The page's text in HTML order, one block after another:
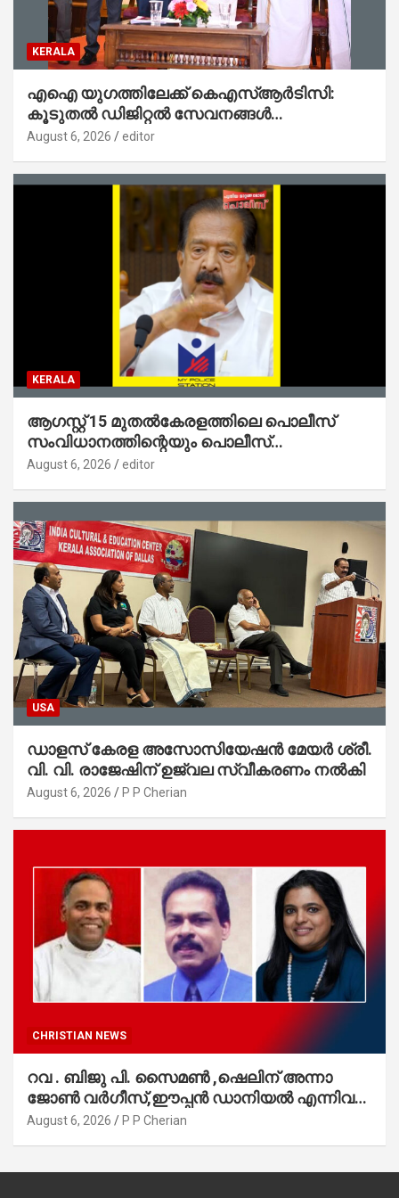
KERALA
എഐ യുഗത്തിലേക്ക് കെഎസ്ആർടിസി:
കൂടുതൽ ഡിജിറ്റൽ സേവനങ്ങൾ
ജനങ്ങളിലേക്കെത്തിക്കും – മന്ത്രി സി പി
August 6, 2026 editor
KERALA
ആഗസ്റ്റ് 15 മുതല്‍കേരളത്തിലെ പൊലീസ്
സംവിധാനത്തിന്റെയും പൊലീസ്
സ്റ്റേഷനുകളുടെയും മുഖഛായ മാറുകയാണ് :
August 6, 2026 editor
USA
ഡാളസ് കേരള അസോസിയേഷൻ മേയർ ശ്രീ.
വി. വി. രാജേഷിന് ഉജ്വല സ്വീകരണം നൽകി
August 6, 2026 P P Cherian
CHRISTIAN NEWS
റവ . ബിജു പി. സൈമൺ ,ഷെലിന് അന്നാ
ജോൺ വർഗീസ്,ഈപ്പൻ ഡാനിയൽ എന്നിവർ
മാർത്തോമാ സഭാ കൗൺസിലിലേക്കു
August 6, 2026 P P Cherian